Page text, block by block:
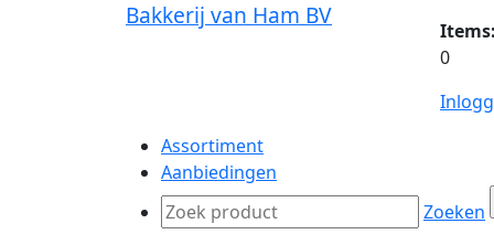
Bakkerij van Ham BV
Items:
0
Assortiment
Aanbiedingen
Zoeken